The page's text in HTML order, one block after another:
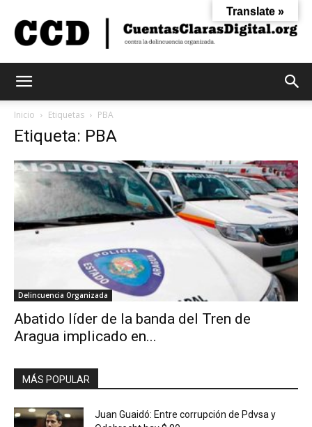
Digital
Inicio Etiquetas PBA
Etiqueta: PBA
Delincuencia Organizada
Abatido líder de la banda del Tren de
Aragua implicado en...
MÁS POPULAR
Juan Guaidó: Entre corrupción de Pdvsa y
Translate »